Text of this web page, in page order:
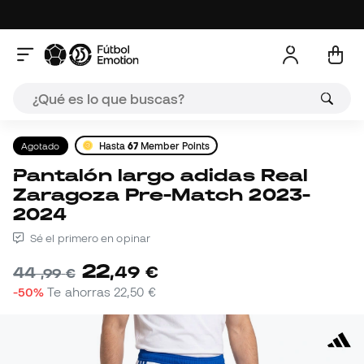
Agotado Hasta67 Member Points
Pantalón largo adidas Real
Zaragoza Pre-Match 2023-
2024
Sé el primero en opinar
44,99 € 22,49 €
-50% Te ahorras 22,50 €